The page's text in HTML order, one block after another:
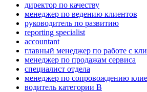
директор по качеству
менеджер по ведению клиентов
руководитель по развитию
reporting specialist
accountant
главный менеджер по работе с
менеджер по продажам сервиса
специалист отдела
менеджер по сопровождению
водитель категории B